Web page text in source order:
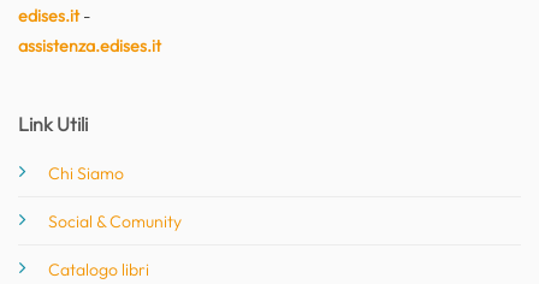
edises.it-
assistenza.edises.it
Link Utili
Chi Siamo
Social & Comunity
Catalogo libri